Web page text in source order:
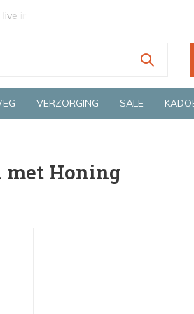
in onze winkel in Deventer
VERZORGING SALE
met Honing